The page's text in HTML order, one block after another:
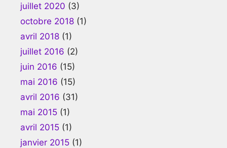
juillet 2020 (3)
octobre 2018 (1)
avril 2018 (1)
juillet 2016 (2)
juin 2016 (15)
mai 2016 (15)
avril 2016 (31)
mai 2015 (1)
avril 2015 (1)
janvier 2015 (1)